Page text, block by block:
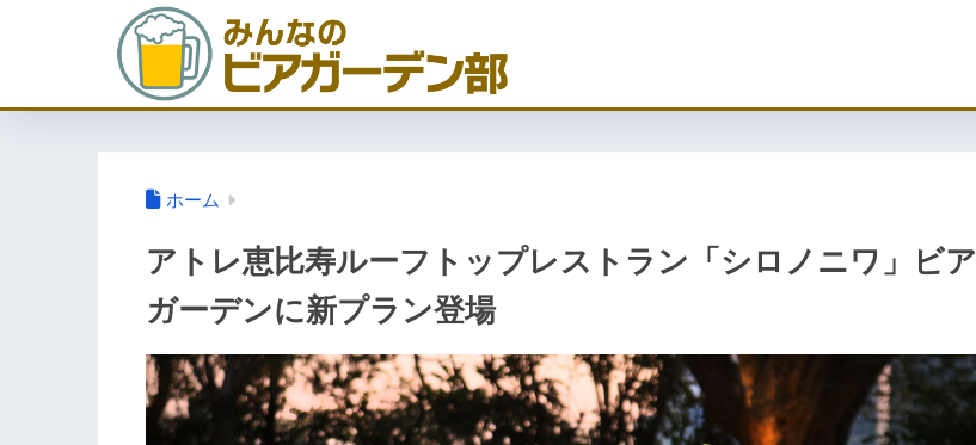
ホーム
アトレ恵比寿ルーフトップレストラン「シロノニワ」ビア
ガーデンに新プラン登場